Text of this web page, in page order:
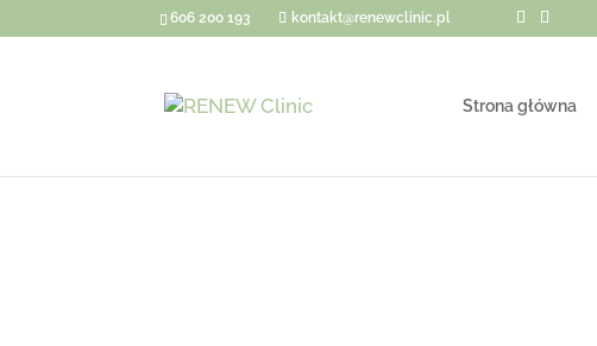
606 200 193 kontakt@renewclinic.pl
Strona główna